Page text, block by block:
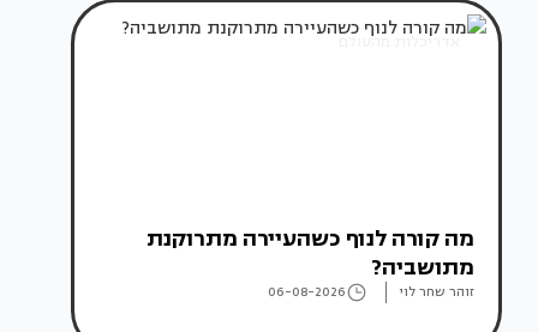
אדריכלות מהעולם
מה קורה לנוף כשהעיירה מתרוקנת
מתושביה?
זוהר שחר לוי 06-08-2026